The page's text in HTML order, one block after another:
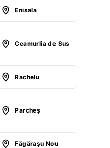
Enisala
Ceamurlia de Sus
Rachelu
Parcheş
Făgăraşu Nou